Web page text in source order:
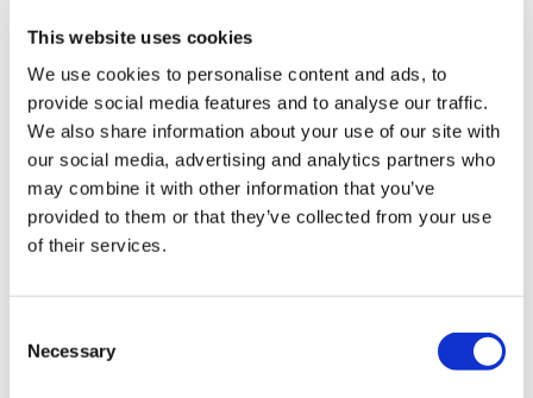
This website uses cookies
We use cookies to personalise content and ads, to
provide social media features and to analyse our traffic.
We also share information about your use of our site with
our social media, advertising and analytics partners who
may combine it with other information that you’ve
provided to them or that they’ve collected from your use
of their services.
Selection
Necessary
Recorridos en autobús turístico por
Londres con paradas libres (48 o 72
horas)
Duración: Boleto de 48 o 72 horas